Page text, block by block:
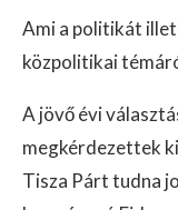
Ami a politikát
közpolitikai
A jövő évi
megkérdezettek
Tisza Párt tudna